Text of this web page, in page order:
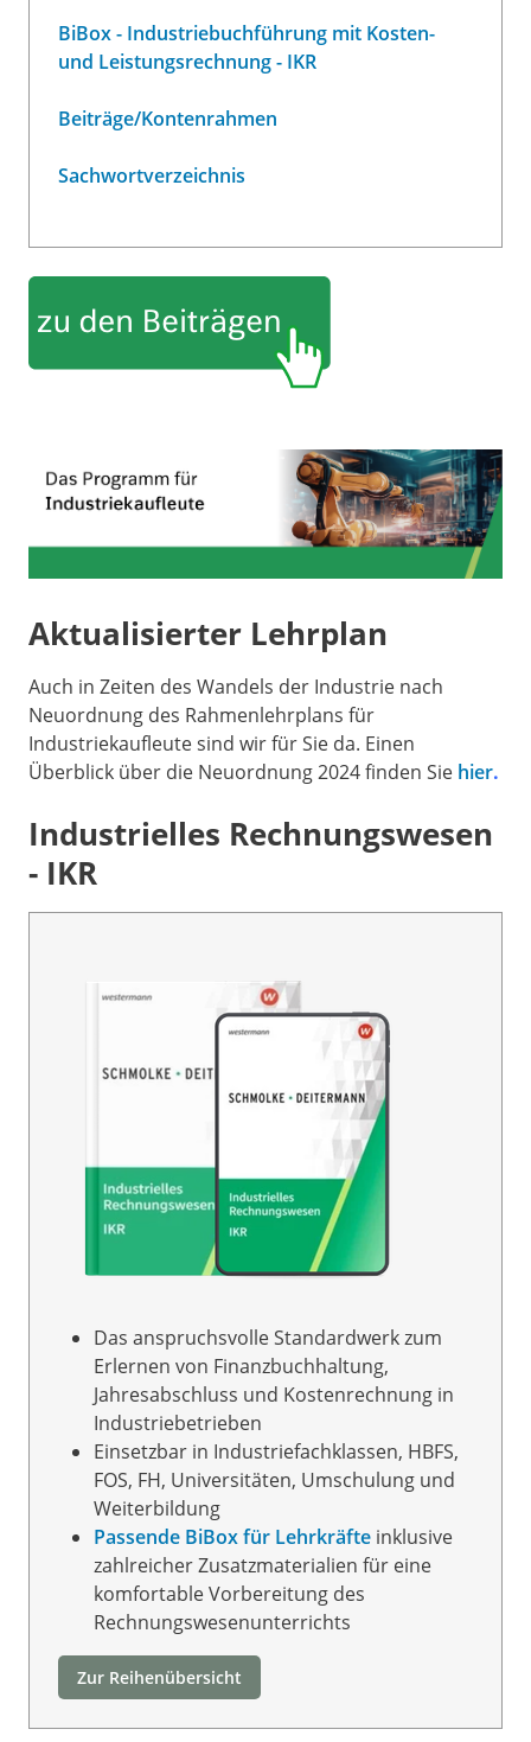
BiBox - Industriebuchführung mit Kosten-
und Leistungsrechnung - IKR
Beiträge/Kontenrahmen
Sachwortverzeichnis
Aktualisierter Lehrplan
Auch in Zeiten des Wandels der Industrie nach
Neuordnung des Rahmenlehrplans für
Industriekaufleute sind wir für Sie da. Einen
Überblick über die Neuordnung 2024 finden Sie hier.
Industrielles Rechnungswesen
- IKR
Das anspruchsvolle Standardwerk zum
Erlernen von Finanzbuchhaltung,
Jahresabschluss und Kostenrechnung in
Industriebetrieben
Einsetzbar in Industriefachklassen, HBFS,
FOS, FH, Universitäten, Umschulung und
Weiterbildung
Passende BiBox für Lehrkräfte inklusive
zahlreicher Zusatzmaterialien für eine
komfortable Vorbereitung des
Rechnungswesenunterrichts
Zur Reihenübersicht